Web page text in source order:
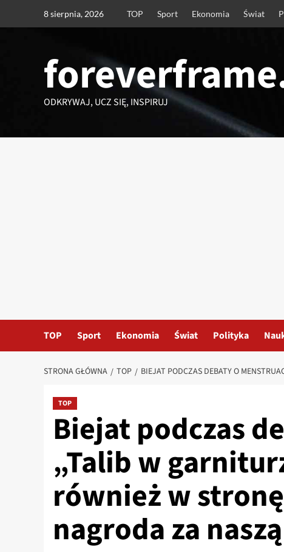
8 sierpnia, 2026 TOP Sport Ekonomia Świat
ODKRYWAJ, UCZ SIĘ, INSPIRUJ
TOP Sport Ekonomia Świat Polityka
STRONA GŁÓWNA TOP BIEJAT PODCZAS DEBATY O
TOP
Biejat podczas
„Talib w
również w
nagroda za